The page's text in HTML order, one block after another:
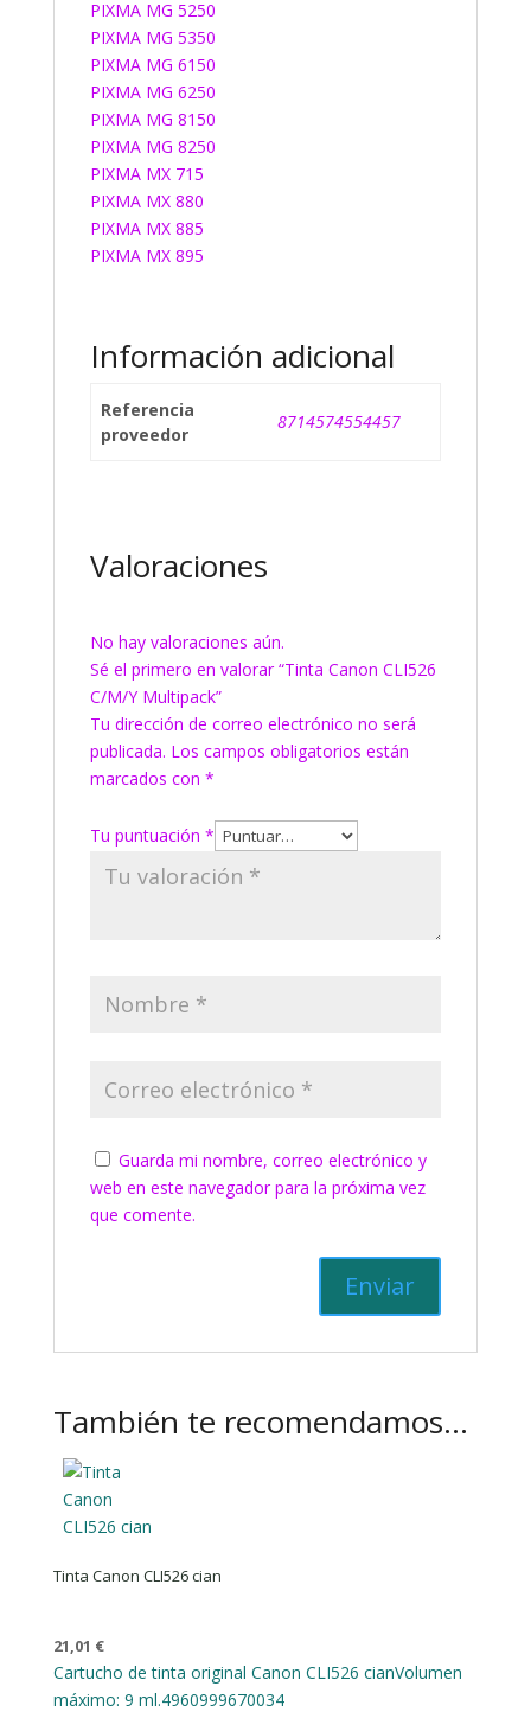
PIXMA MG 5250
PIXMA MG 5350
PIXMA MG 6150
PIXMA MG 6250
PIXMA MG 8150
PIXMA MG 8250
PIXMA MX 715
PIXMA MX 880
PIXMA MX 885
PIXMA MX 895
Información adicional
Referencia
proveedor
8714574554457
Valoraciones
No hay valoraciones aún.
Sé el primero en valorar “Tinta Canon CLI526
C/M/Y Multipack”
Tu dirección de correo electrónico no será
publicada. Los campos obligatorios están
marcados con *
Tu puntuación *
Guarda mi nombre, correo electrónico y
web en este navegador para la próxima vez
que comente.
También te recomendamos…
Tinta Canon CLI526 cian
21,01 €
Cartucho de tinta original Canon CLI526 cianVolumen
máximo: 9 ml.4960999670034